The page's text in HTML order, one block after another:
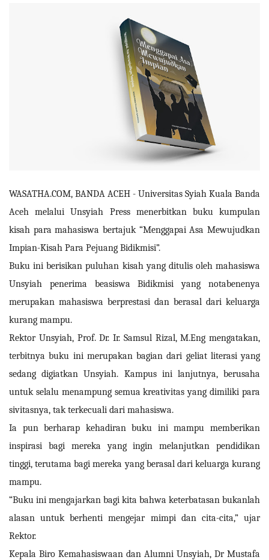
WASATHA.COM, BANDA ACEH - Universitas Syiah Kuala Banda
Aceh melalui Unsyiah Press menerbitkan buku kumpulan
kisah para mahasiswa bertajuk “Menggapai Asa Mewujudkan
Impian-Kisah Para Pejuang Bidikmisi”.
Buku ini berisikan puluhan kisah yang ditulis oleh mahasiswa
Unsyiah penerima beasiswa Bidikmisi yang notabenenya
merupakan mahasiswa berprestasi dan berasal dari keluarga
kurang mampu.
Rektor Unsyiah, Prof. Dr. Ir. Samsul Rizal, M.Eng mengatakan,
terbitnya buku ini merupakan bagian dari geliat literasi yang
sedang digiatkan Unsyiah. Kampus ini lanjutnya, berusaha
untuk selalu menampung semua kreativitas yang dimiliki para
sivitasnya, tak terkecuali dari mahasiswa.
Ia pun berharap kehadiran buku ini mampu memberikan
inspirasi bagi mereka yang ingin melanjutkan pendidikan
tinggi, terutama bagi mereka yang berasal dari keluarga kurang
mampu.
“Buku ini mengajarkan bagi kita bahwa keterbatasan bukanlah
alasan untuk berhenti mengejar mimpi dan cita-cita,” ujar
Rektor.
Kepala Biro Kemahasiswaan dan Alumni Unsyiah, Dr Mustafa